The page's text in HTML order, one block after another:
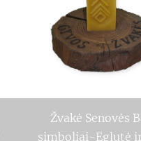
Žvakė Senovės
simboliai-Eglutė